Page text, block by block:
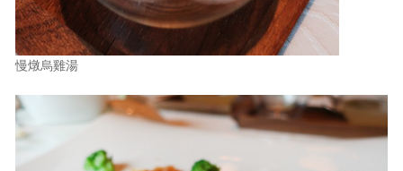
慢燉烏雞湯